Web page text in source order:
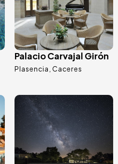
Palacio Carvajal Girón
Plasencia Caceres
Image